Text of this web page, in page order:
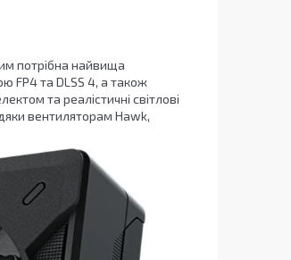
потрібна найвища
FP4 та DLSS 4, а також
та реалістичні світлові
вентиляторам Hawk,